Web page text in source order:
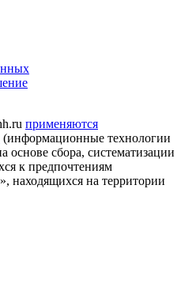
применяются
(информационные технологии
основе сбора, систематизации
к предпочтениям
находящихся на территории